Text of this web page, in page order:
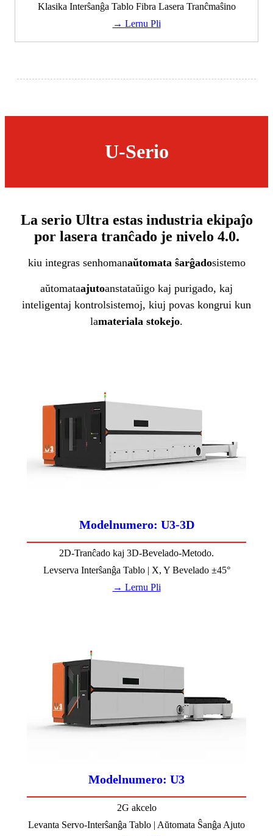
Klasika Interŝanĝa Tablo Fibra Lasera Tranĉmaŝino
→ Lernu Pli
U-Serio
La serio Ultra estas industria ekipaĵo
por lasera tranĉado je nivelo 4.0.
kiu integras senhomanaŭtomata ŝarĝadosistemo
aŭtomataajutoanstataŭigo kaj purigado, kaj
inteligentaj kontrolsistemoj, kiuj povas kongrui kun
lamateriala stokejo.
Modelnumero: U3-3D
2D-Tranĉado kaj 3D-Bevelado-Metodo.
Levserva Interŝanĝa Tablo | X, Y Bevelado ±45°
→ Lernu Pli
Modelnumero: U3
2G akcelo
Levanta Servo-Interŝanĝa Tablo | Aŭtomata Ŝanĝa Ajuto